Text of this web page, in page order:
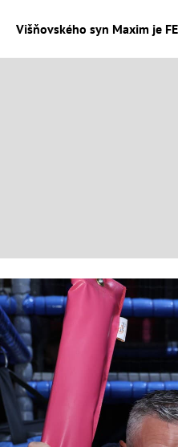
Višňovského syn Maxim je